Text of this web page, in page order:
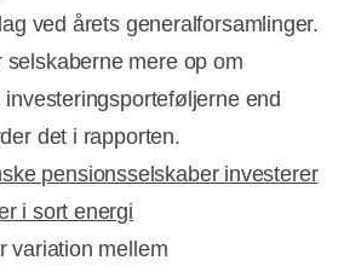
ved årets generalforsamlinger.
selskaberne mere op om
end
det i rapporten.
pensionsselskaber investerer
i sort energi
variation mellem